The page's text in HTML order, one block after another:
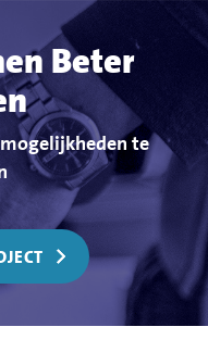
Beter
te